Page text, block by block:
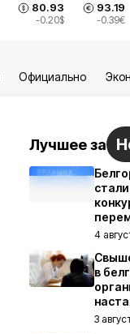
80.93
-0.20$
93.19
-0.39€
Официально
Лучшее за
4
в
3